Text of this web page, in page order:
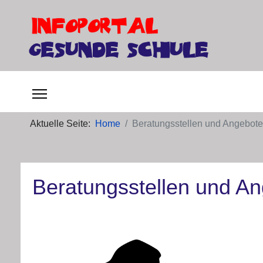
Aktuelle Seite: Home Beratungsstellen und Angebote
Beratungsstellen und